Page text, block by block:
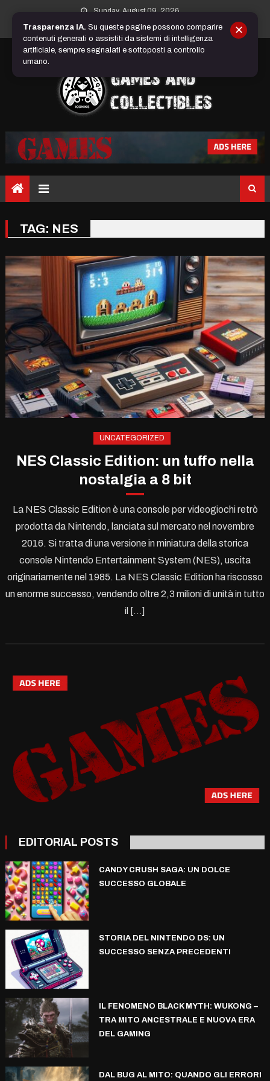
content
Sunday, August 09, 2026
TAG: NES
UNCATEGORIZED
NES Classic Edition: un tuffo nella
nostalgia a 8 bit
La NES Classic Edition è una console per videogiochi retrò
prodotta da Nintendo, lanciata sul mercato nel novembre
2016. Si tratta di una versione in miniatura della storica
console Nintendo Entertainment System (NES), uscita
originariamente nel 1985. La NES Classic Edition ha riscosso
un enorme successo, vendendo oltre 2,3 milioni di unità in tutto
il […]
EDITORIAL POSTS
CANDY CRUSH SAGA: UN DOLCE
SUCCESSO GLOBALE
STORIA DEL NINTENDO DS: UN
SUCCESSO SENZA PRECEDENTI
IL FENOMENO BLACK MYTH: WUKONG –
TRA MITO ANCESTRALE E NUOVA ERA
DEL GAMING
DAL BUG AL MITO: QUANDO GLI ERRORI
Trasparenza IA. Su queste pagine possono comparire
contenuti generati o assistiti da sistemi di intelligenza
artificiale, sempre segnalati e sottoposti a controllo
umano.
✕